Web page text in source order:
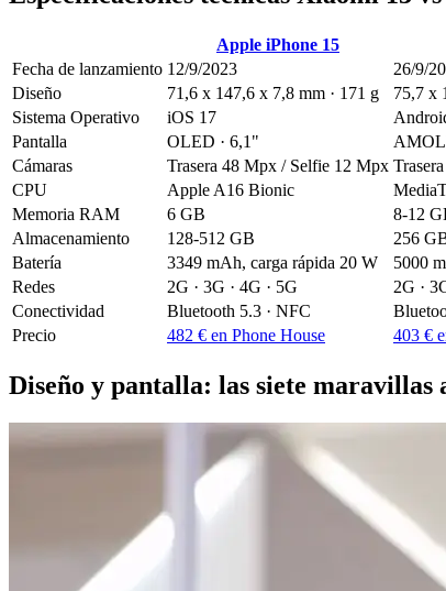
Apple iPhone 15
Fecha de lanzamiento 12/9/2023
26/9/
Diseño
71,6 x 147,6 x 7,8 mm · 171 g
75,7 x
Sistema Operativo
iOS 17
Pantalla
OLED · 6,1"
Cámaras
Trasera 48 Mpx / Selfie 12 Mpx
CPU
Apple A16 Bionic
Memoria RAM
6 GB
8-12
Almacenamiento
128-512 GB
256
Batería
3349 mAh, carga rápida 20 W
5000
Redes
2G · 3G · 4G · 5G
2G ·
Conectividad
Bluetooth 5.3 · NFC
Precio
482 € en Phone House 403 €
Diseño y pantalla: las siete maravillas